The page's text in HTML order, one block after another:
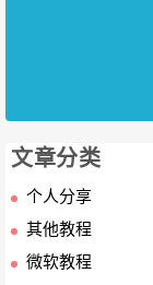
文章分类
个人分享
其他教程
微软教程